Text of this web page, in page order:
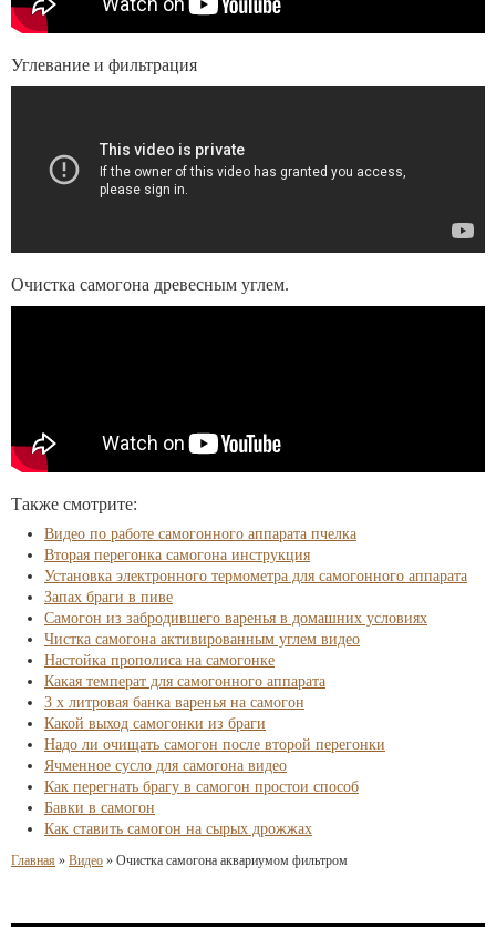
Углевание и фильтрация
Очистка самогона древесным углем.
Также смотрите:
Видео по работе самогонного аппарата пчелка
Вторая перегонка самогона инструкция
Установка электронного термометра для самогонного аппарата
Запах браги в пиве
Самогон из забродившего варенья в домашних условиях
Чистка самогона активированным углем видео
Настойка прополиса на самогонке
Какая температ для самогонного аппарата
3 х литровая банка варенья на самогон
Какой выход самогонки из браги
Надо ли очищать самогон после второй перегонки
Ячменное сусло для самогона видео
Как перегнать брагу в самогон простои способ
Бавки в самогон
Как ставить самогон на сырых дрожжах
Главная » Видео » Очистка самогона аквариумом фильтром